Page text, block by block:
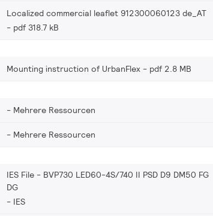
Localized commercial leaflet 912300060123 de_AT
pdf 318.7 kB
Mounting instruction of UrbanFlex pdf 2.8 MB
Mehrere Ressourcen
Mehrere Ressourcen
IES File - BVP730 LED60-4S/740 II PSD D9 DM50 FG
DG
IES